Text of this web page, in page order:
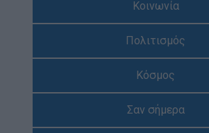
Η Προσκοπική Μέθοδος
Προσκοπικό Πρόγραμμα
Κοινωνία
Πολιτισμός
Κόσμος
Σαν σήμερα